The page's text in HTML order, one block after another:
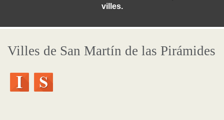
villes.
Villes de San Martín de las Pirámides